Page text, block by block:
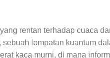
rentan terhadap cuaca
sebuah lompatan kuantum
kaca murni, di mana